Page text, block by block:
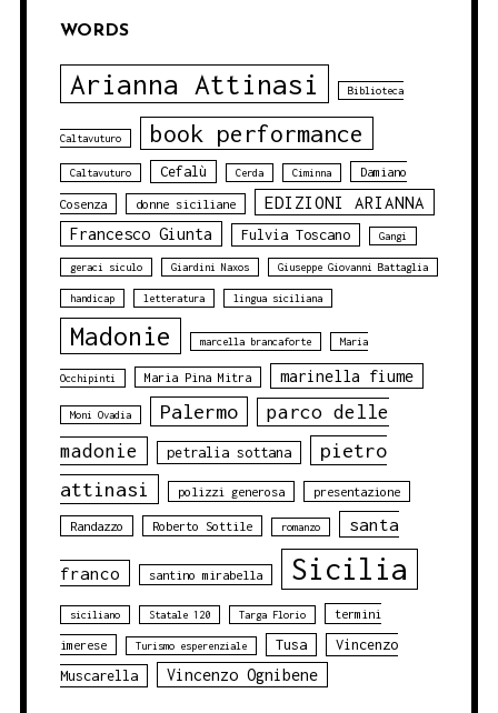
WORDS
Arianna Attinasi Biblioteca
Caltavuturo book performance
Caltavuturo Cefalù Cerda Ciminna Damiano
Cosenza donne siciliane EDIZIONI ARIANNA
Francesco Giunta Fulvia Toscano Gangi
geraci siculo Giardini Naxos Giuseppe Giovanni Battaglia
handicap letteratura lingua siciliana
Madonie marcella brancaforte Maria
Occhipinti Maria Pina Mitra marinella fiume
Moni Ovadia Palermo
parco delle
madonie
petralia sottana
pietro
attinasi
polizzi generosa presentazione
Randazzo Roberto Sottile romanzo santa
franco santino mirabella Sicilia
siciliano Statale 120 Targa Florio termini
imerese Turismo esperenziale Tusa
Vincenzo
Muscarella
Vincenzo Ognibene